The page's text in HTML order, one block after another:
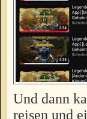
Und dann
reisen und